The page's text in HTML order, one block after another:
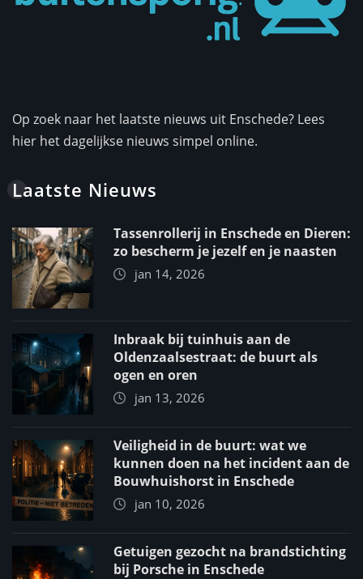
Op zoek naar het laatste nieuws uit Enschede? Lees
hier het dagelijkse nieuws simpel online.
Laatste Nieuws
Tassenrollerij in Enschede en Dieren:
zo bescherm je jezelf en je naasten
jan 14, 2026
Inbraak bij tuinhuis aan de
Oldenzaalsestraat: de buurt als
ogen en oren
jan 13, 2026
Veiligheid in de buurt: wat we
kunnen doen na het incident aan de
Bouwhuishorst in Enschede
jan 10, 2026
Getuigen gezocht na brandstichting
bij Porsche in Enschede